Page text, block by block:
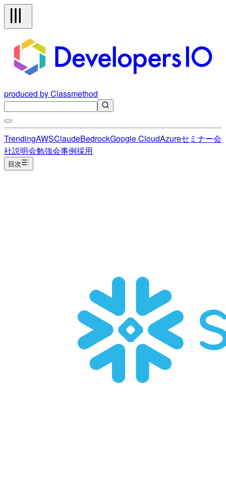
produced by Classmethod
TrendingAWSClaudeBedrockGoogle CloudAzureセミナー会
社説明会勉強会事例採用
目次